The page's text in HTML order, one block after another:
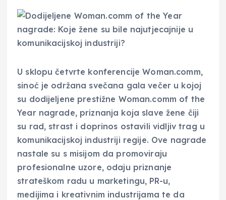
U sklopu četvrte konferencije Woman.comm,
sinoć je održana svečana gala večer u kojoj
su dodijeljene prestižne Woman.comm of the
Year nagrade, priznanja koja slave žene čiji
su rad, strast i doprinos ostavili vidljiv trag u
komunikacijskoj industriji regije. Ove nagrade
nastale su s misijom da promoviraju
profesionalne uzore, odaju priznanje
strateškom radu u marketingu, PR-u,
medijima i kreativnim industrijama te da